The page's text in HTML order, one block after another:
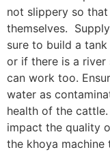
not slippery so
themselves.
sure to build a
or if there is a river
can work too.
water as
health of the
impact the quality
the khoya